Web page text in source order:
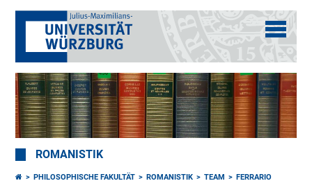
ROMANISTIK
PHILOSOPHISCHE FAKULTÄT ROMANISTIK TEAM FERRARIO